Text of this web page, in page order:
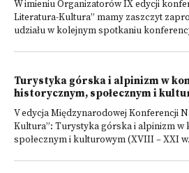
W imieniu Organizatorów IX edycji
Literatura-Kultura” mamy zaszczyt
udziału w kolejnym spotkaniu
Turystyka górska i alpinizm w
historycznym, społecznym i
V edycja Międzynarodowej Konferencji
Kultura”: Turystyka górska i alpinizm w
społecznym i kulturowym (XVIII – XXI